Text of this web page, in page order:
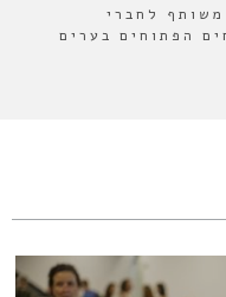
לחברי
הפתוחים בערים